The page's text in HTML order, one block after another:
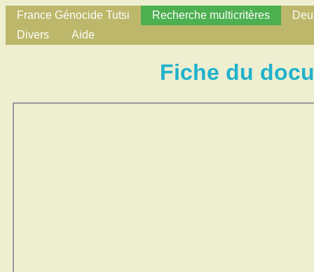
France Génocide Tutsi Recherche multicritères
Divers
Aide
Fiche du